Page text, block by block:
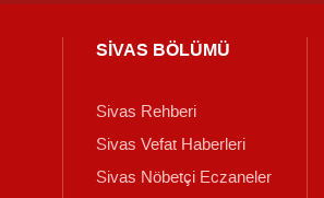
SİVAS BÖLÜMÜ
Sivas Rehberi
Sivas Vefat Haberleri
Sivas Nöbetçi Eczaneler